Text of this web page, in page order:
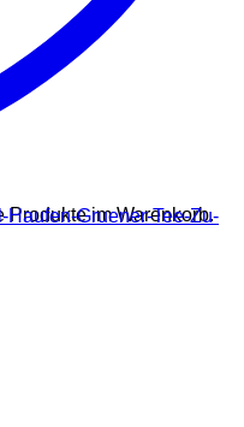
Produkte im Warenkorb.